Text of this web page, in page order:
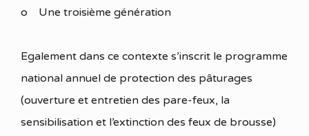
o Une troisième génération
Egalement dans ce contexte s’inscrit le programme
national annuel de protection des pâturages
(ouverture et entretien des pare-feux, la
sensibilisation et l’extinction des feux de brousse)